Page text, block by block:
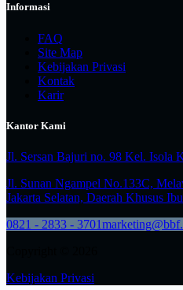
Informasi
FAQ
Site Map
Kebijakan Privasi
Kontak
Karir
Kantor Kami
Jl. Sersan Bajuri no. 98 Kel. Isola
Jl. Sunan Ngampel No.133C,
Jakarta Selatan, Daerah Khusus
0821 - 2833 - 3701
Kebijakan Privasi